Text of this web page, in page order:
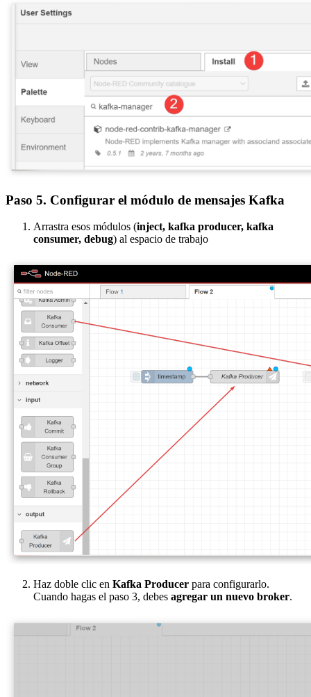
Paso 5. Configurar el módulo de mensajes Kafka
Arrastra esos módulos (inject, kafka producer, kafka
consumer, debug) al espacio de trabajo
Haz doble clic en Kafka Producer para configurarlo.
Cuando hagas el paso 3, debes agregar un nuevo broker.